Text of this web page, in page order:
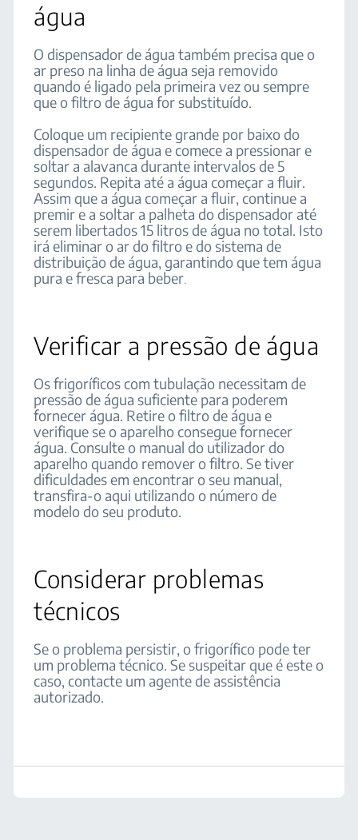
água
O dispensador de água também precisa que o
ar preso na linha de água seja removido
quando é ligado pela primeira vez ou sempre
que o filtro de água for substituído.
Coloque um recipiente grande por baixo do
dispensador de água e comece a pressionar e
soltar a alavanca durante intervalos de 5
segundos. Repita até a água começar a fluir.
Assim que a água começar a fluir, continue a
premir e a soltar a palheta do dispensador até
serem libertados 15 litros de água no total. Isto
irá eliminar o ar do filtro e do sistema de
distribuição de água, garantindo que tem água
pura e fresca para beber.
Verificar a pressão de água
Os frigoríficos com tubulação necessitam de
pressão de água suficiente para poderem
fornecer água. Retire o filtro de água e
verifique se o aparelho consegue fornecer
água. Consulte o manual do utilizador do
aparelho quando remover o filtro. Se tiver
dificuldades em encontrar o seu manual,
transfira-o aqui utilizando o número de
modelo do seu produto.
Considerar problemas
técnicos
Se o problema persistir, o frigorífico pode ter
um problema técnico. Se suspeitar que é este o
caso, contacte um agente de assistência
autorizado.